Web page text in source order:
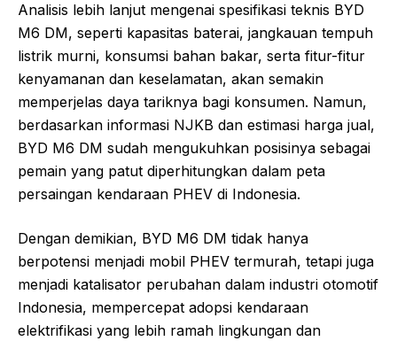
Analisis lebih lanjut mengenai spesifikasi teknis BYD
M6 DM, seperti kapasitas baterai, jangkauan tempuh
listrik murni, konsumsi bahan bakar, serta fitur-fitur
kenyamanan dan keselamatan, akan semakin
memperjelas daya tariknya bagi konsumen. Namun,
berdasarkan informasi NJKB dan estimasi harga jual,
BYD M6 DM sudah mengukuhkan posisinya sebagai
pemain yang patut diperhitungkan dalam peta
persaingan kendaraan PHEV di Indonesia.
Dengan demikian, BYD M6 DM tidak hanya
berpotensi menjadi mobil PHEV termurah, tetapi juga
menjadi katalisator perubahan dalam industri otomotif
Indonesia, mempercepat adopsi kendaraan
elektrifikasi yang lebih ramah lingkungan dan